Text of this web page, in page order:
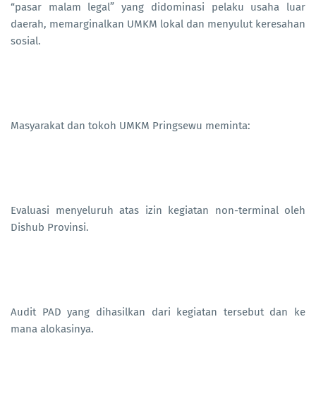
“pasar malam legal” yang didominasi pelaku usaha luar
daerah, memarginalkan UMKM lokal dan menyulut keresahan
sosial.
Masyarakat dan tokoh UMKM Pringsewu meminta:
Evaluasi menyeluruh atas izin kegiatan non-terminal oleh
Dishub Provinsi.
Audit PAD yang dihasilkan dari kegiatan tersebut dan ke
mana alokasinya.